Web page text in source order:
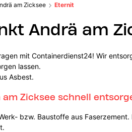
am Zicksee Eternit
Andrä am
mit Containerdienst24! Wir
lassen.
Asbest.
Zicksee schnell
bzw. Baustoffe aus